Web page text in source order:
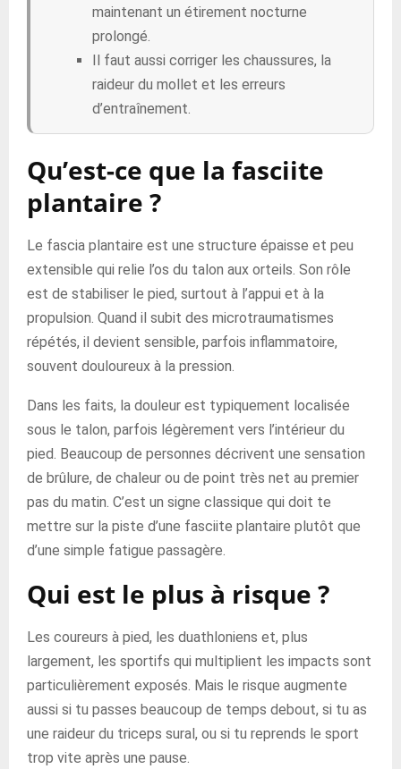
maintenant un étirement nocturne
prolongé.
Il faut aussi corriger les chaussures, la
raideur du mollet et les erreurs
d’entraînement.
Qu’est-ce que la fasciite
plantaire ?
Le fascia plantaire est une structure épaisse et peu
extensible qui relie l’os du talon aux orteils. Son rôle
est de stabiliser le pied, surtout à l’appui et à la
propulsion. Quand il subit des microtraumatismes
répétés, il devient sensible, parfois inflammatoire,
souvent douloureux à la pression.
Dans les faits, la douleur est typiquement localisée
sous le talon, parfois légèrement vers l’intérieur du
pied. Beaucoup de personnes décrivent une sensation
de brûlure, de chaleur ou de point très net au premier
pas du matin. C’est un signe classique qui doit te
mettre sur la piste d’une fasciite plantaire plutôt que
d’une simple fatigue passagère.
Qui est le plus à risque ?
Les coureurs à pied, les duathloniens et, plus
largement, les sportifs qui multiplient les impacts sont
particulièrement exposés. Mais le risque augmente
aussi si tu passes beaucoup de temps debout, si tu as
une raideur du triceps sural, ou si tu reprends le sport
trop vite après une pause.